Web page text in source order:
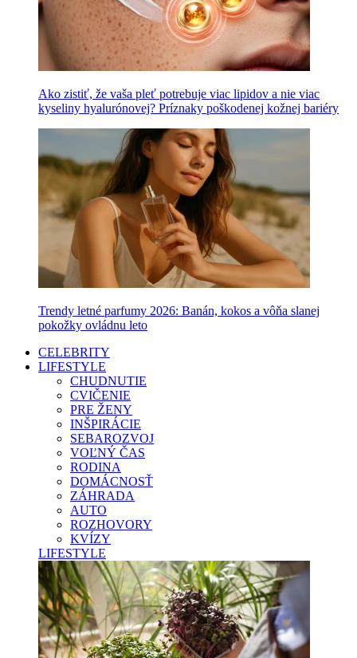
Ako zistiť, že vaša pleť potrebuje viac lipidov a nie viac
kyseliny hyalurónovej? Príznaky poškodenej kožnej bariéry
Trendy letné parfumy 2026: Banán, kokos a vôňa slanej
pokožky ovládnu leto
CELEBRITY
LIFESTYLE
CHUDNUTIE
CVIČENIE
PRE ŽENY
INŠPIRÁCIE
SEBAROZVOJ
VOĽNÝ ČAS
RODINA
DOMÁCNOSŤ
ZÁHRADA
AUTO
ROZHOVORY
KVÍZY
LIFESTYLE